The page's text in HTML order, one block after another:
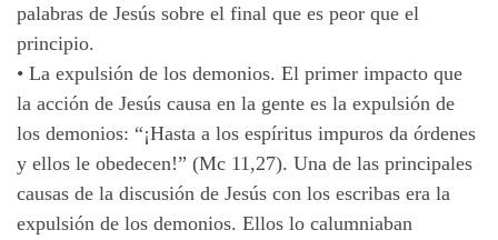
palabras de Jesús sobre el final que es peor que el
principio.
• La expulsión de los demonios. El primer impacto que
la acción de Jesús causa en la gente es la expulsión de
los demonios: “¡Hasta a los espíritus impuros da órdenes
y ellos le obedecen!” (Mc 11,27). Una de las principales
causas de la discusión de Jesús con los escribas era la
expulsión de los demonios. Ellos lo calumniaban